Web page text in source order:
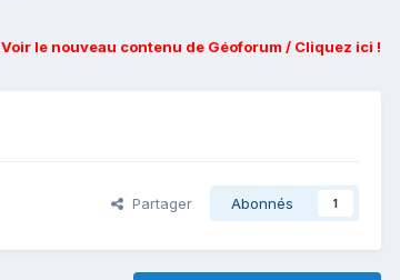
Voir le nouveau contenu de Géoforum / Cliquez ici !
Partager Abonnés 1